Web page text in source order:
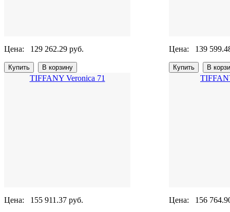
Цена: 129 262.29 руб. Цена: 139
TIFFANY Veronica 71
Цена: 155 911.37 руб. Цена: 156